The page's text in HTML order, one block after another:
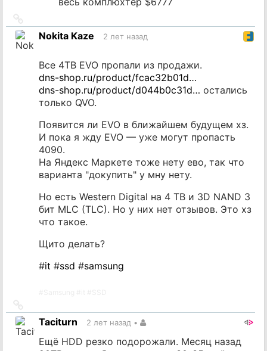
на
источник
Nokita Kaze 2 лет назад
Все 4TB EVO пропали из продажи.
dns-shop.ru/product/fcac32b01d…
dns-shop.ru/product/d044b0c31d… остались
только QVO.
Появится ли EVO в ближайшем будущем хз.
И пока я жду EVO — уже могут пропасть
4090.
На Яндекс Маркете тоже нету ево, так что
варианта "докупить" у мну нету.
Но есть Western Digital на 4 TB и 3D NAND 3
бит MLC (TLC). Но у них нет отзывов. Это хз
что такое.
Щито делать?
#it #ssd #samsung
на
источник
Taciturn 2 лет назад •
Ещё HDD резко подорожали. Месяц назад